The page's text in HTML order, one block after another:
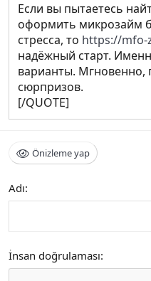
Если вы пытаетесь
оформить микрозайм
стресса, то https://mfo-
надёжный старт.
варианты. Мгновенно,
сюрпризов.
[/QUOTE]
Önizleme yap
Adı
İnsan doğrulaması